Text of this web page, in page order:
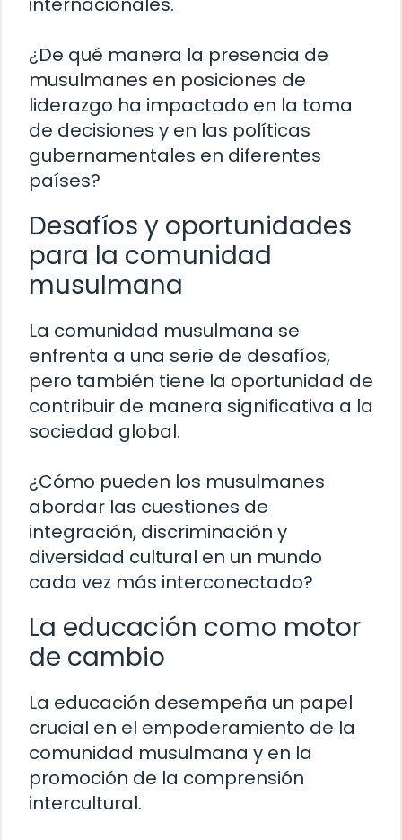
¿De qué manera la presencia de
musulmanes en posiciones de
liderazgo ha impactado en la toma
de decisiones y en las políticas
gubernamentales en diferentes
países?
Desafíos y oportunidades
para la comunidad
musulmana
La comunidad musulmana se
enfrenta a una serie de desafíos,
pero también tiene la oportunidad de
contribuir de manera significativa a la
sociedad global.
¿Cómo pueden los musulmanes
abordar las cuestiones de
integración, discriminación y
diversidad cultural en un mundo
cada vez más interconectado?
La educación como motor
de cambio
La educación desempeña un papel
crucial en el empoderamiento de la
comunidad musulmana y en la
promoción de la comprensión
intercultural.